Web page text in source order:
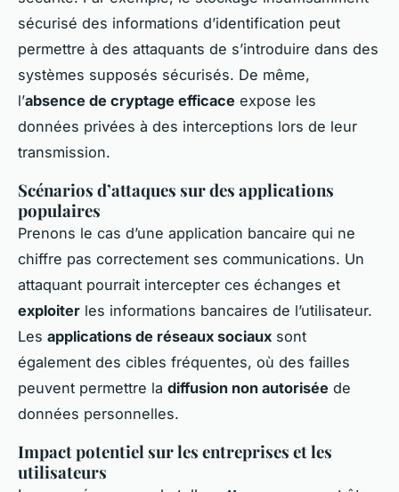
sécurisé des informations d’identification peut
permettre à des attaquants de s’introduire dans des
systèmes supposés sécurisés. De même,
l’absence de cryptage efficace expose les
données privées à des interceptions lors de leur
transmission.
Scénarios d’attaques sur des applications
populaires
Prenons le cas d’une application bancaire qui ne
chiffre pas correctement ses communications. Un
attaquant pourrait intercepter ces échanges et
exploiter les informations bancaires de l’utilisateur.
Les applications de réseaux sociaux sont
également des cibles fréquentes, où des failles
peuvent permettre la diffusion non autorisée de
données personnelles.
Impact potentiel sur les entreprises et les
utilisateurs